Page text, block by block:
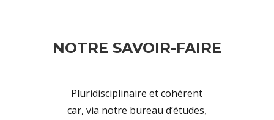
NOTRE SAVOIR-FAIRE
Pluridisciplinaire et cohérent
car, via notre bureau d’études,